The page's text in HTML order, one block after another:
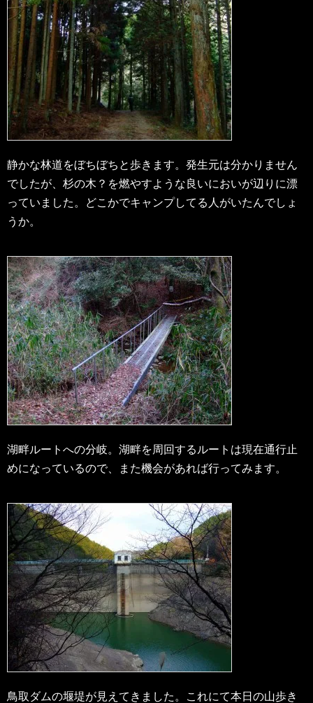
静かな林道をぼちぼちと歩きます。発生元は分かりません
でしたが、杉の木？を燃やすような良いにおいが辺りに漂
っていました。どこかでキャンプしてる人がいたんでしょ
うか。
湖畔ルートへの分岐。湖畔を周回するルートは現在通行止
めになっているので、また機会があれば行ってみます。
鳥取ダムの堰堤が見えてきました。これにて本日の山歩き